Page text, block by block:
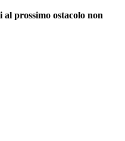
al prossimo ostacolo non